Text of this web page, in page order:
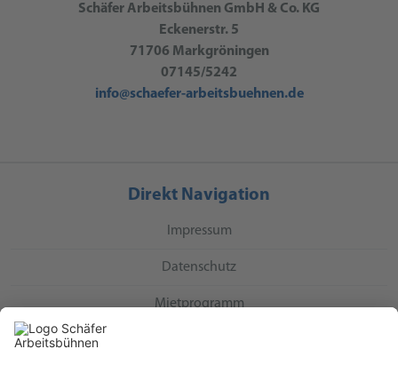
Schäfer Arbeitsbühnen GmbH & Co. KG
Eckenerstr. 5
71706 Markgröningen
07145/5242
info@schaefer-arbeitsbuehnen.de
Direkt Navigation
Impressum
Datenschutz
Mietprogramm